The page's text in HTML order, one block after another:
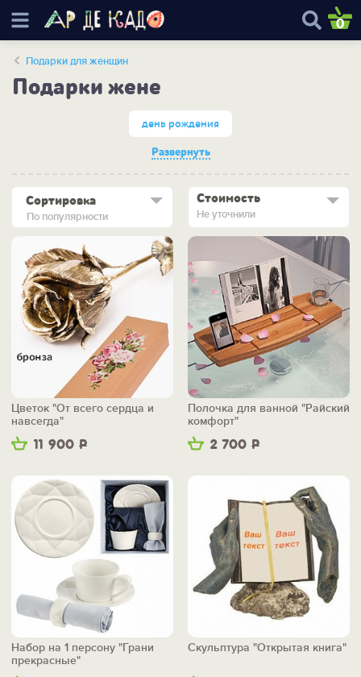
0
Подарки для женщин
Подарки жене
день рождения
Развернуть
По популярности
Сортировка Стоимость
Не уточнили
11 900 Р
Цветок "От всего сердца и
навсегда"
2 700 Р
Полочка для ванной "Райский
комфорт"
Набор на 1 персону "Грани
прекрасные"
Скульптура "Открытая книга"